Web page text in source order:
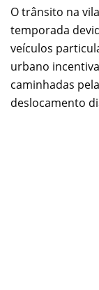
O trânsito na
temporada
veículos
urbano
caminhadas
deslocamento